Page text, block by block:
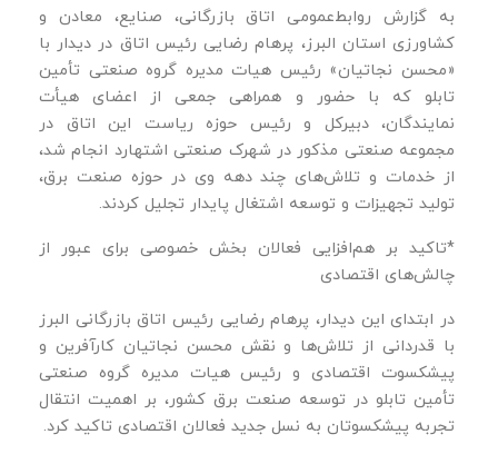
به گزارش روابط‌عمومی اتاق بازرگانی، صنایع، معادن و
کشاورزی استان البرز، پرهام رضایی رئیس اتاق در دیدار با
«محسن نجاتیان» رئیس هیات مدیره گروه صنعتی تأمین
تابلو که با حضور و همراهی جمعی از اعضای هیأت
نمایندگان، دبیرکل و رئیس حوزه ریاست این اتاق در
مجموعه صنعتی مذکور در شهرک صنعتی اشتهارد انجام شد،
از خدمات و تلاش‌های چند دهه وی در حوزه صنعت برق،
تولید تجهیزات و توسعه اشتغال پایدار تجلیل کردند.
*تاکید بر هم‌افزایی فعالان بخش خصوصی برای عبور از
چالش‌های اقتصادی
در ابتدای این دیدار، پرهام رضایی رئیس اتاق بازرگانی البرز
با قدردانی از تلاش‌ها و نقش محسن نجاتیان کارآفرین و
پیشکسوت اقتصادی و رئیس هیات مدیره گروه صنعتی
تأمین تابلو در توسعه صنعت برق کشور، بر اهمیت انتقال
تجربه پیشکسوتان به نسل جدید فعالان اقتصادی تاکید کرد.